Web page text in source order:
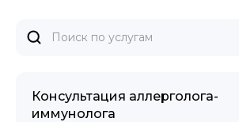
Консультация аллерголога-
иммунолога